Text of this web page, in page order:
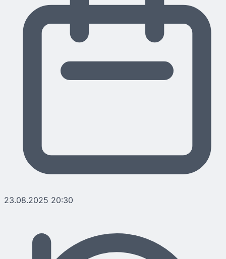
23.08.2025 20:30